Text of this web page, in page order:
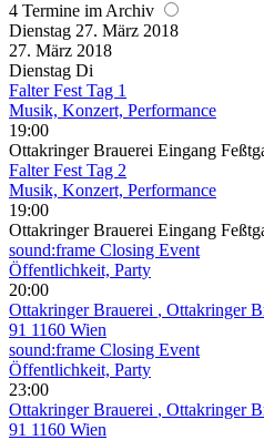
4 Termine im Archiv
Dienstag 27. März 2018
27. März 2018
Dienstag Di
Falter Fest Tag 1
Musik, Konzert, Performance
19:00
Ottakringer Brauerei Eingang
Falter Fest Tag 2
Musik, Konzert, Performance
19:00
Ottakringer Brauerei Eingang
sound:frame Closing Event
Öffentlichkeit, Party
20:00
Ottakringer Brauerei , Ottakringer
91 1160 Wien
sound:frame Closing Event
Öffentlichkeit, Party
23:00
Ottakringer Brauerei , Ottakringer
91 1160 Wien